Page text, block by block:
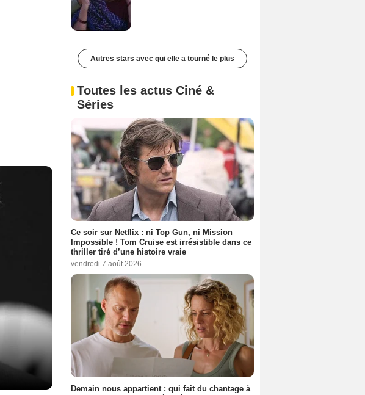
Autres stars avec qui elle a tourné le plus
Toutes les actus Ciné &
Séries
Ce soir sur Netflix : ni Top Gun, ni Mission
Impossible ! Tom Cruise est irrésistible dans ce
thriller tiré d’une histoire vraie
vendredi 7 août 2026
Demain nous appartient : qui fait du chantage à